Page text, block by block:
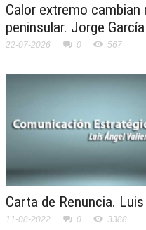
Calor extremo
peninsular. Jorge
22-07-2026 0 567
Carta de Renuncia.
11-08-2022 0 3388